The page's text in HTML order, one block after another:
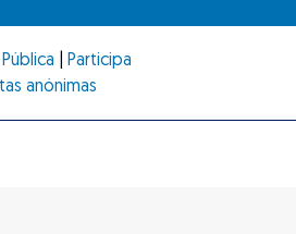
Participa
anónimas